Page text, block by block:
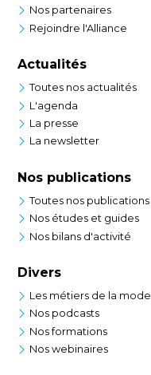
Nos partenaires
Rejoindre l'Alliance
Actualités
Toutes nos actualités
L'agenda
La presse
La newsletter
Nos publications
Toutes nos publications
Nos études et guides
Nos bilans d'activité
Divers
Les métiers de la mode
Nos podcasts
Nos formations
Nos webinaires